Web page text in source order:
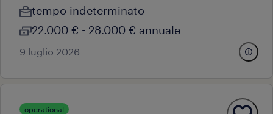
tempo indeterminato
22.000 € - 28.000 € annuale
9 luglio 2026
operational